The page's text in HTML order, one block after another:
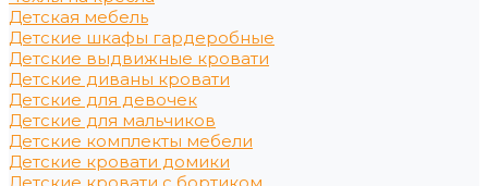
Детская мебель
Детские шкафы гардеробные
Детские выдвижные кровати
Детские диваны кровати
Детские для девочек
Детские для мальчиков
Детские комплекты мебели
Детские кровати домики